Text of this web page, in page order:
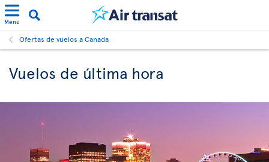
Menú
Ofertas de vuelos a Canada
Vuelos de última hora